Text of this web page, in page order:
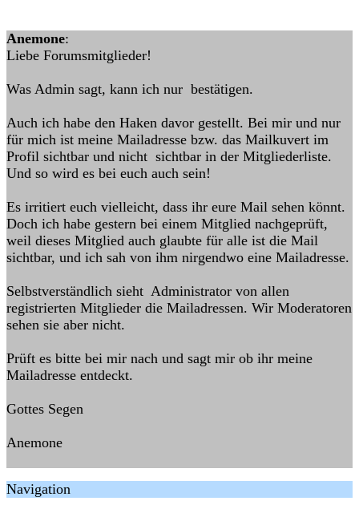
Anemone:
Liebe Forumsmitglieder!
Was Admin sagt, kann ich nur bestätigen.
Auch ich habe den Haken davor gestellt. Bei mir und nur
für mich ist meine Mailadresse bzw. das Mailkuvert im
Profil sichtbar und nicht sichtbar in der Mitgliederliste.
Und so wird es bei euch auch sein!
Es irritiert euch vielleicht, dass ihr eure Mail sehen könnt.
Doch ich habe gestern bei einem Mitglied nachgeprüft,
weil dieses Mitglied auch glaubte für alle ist die Mail
sichtbar, und ich sah von ihm nirgendwo eine Mailadresse.
Selbstverständlich sieht Administrator von allen
registrierten Mitglieder die Mailadressen. Wir Moderatoren
sehen sie aber nicht.
Prüft es bitte bei mir nach und sagt mir ob ihr meine
Mailadresse entdeckt.
Gottes Segen
Anemone
Navigation